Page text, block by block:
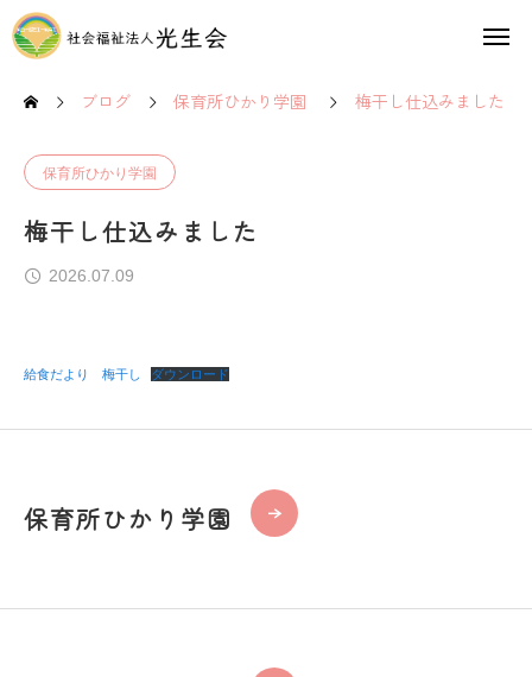
ブログ 保育所ひかり学園 梅干し仕込みました
保育所ひかり学園
梅干し仕込みました
2026.07.09
給食だより 梅干し ダウンロード
保育所ひかり学園